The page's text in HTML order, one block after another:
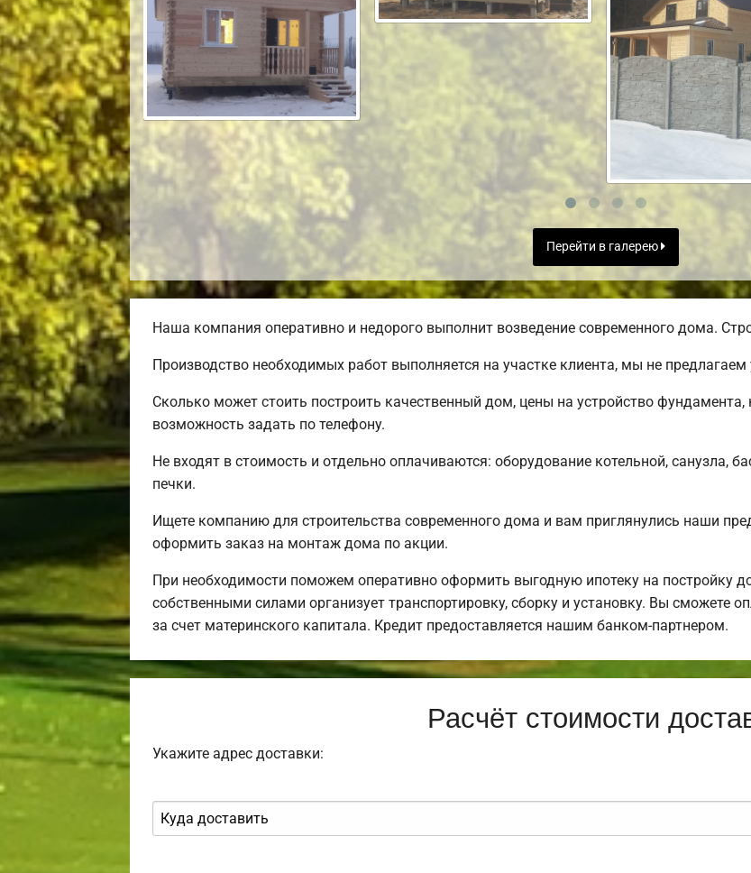
Перейти в галерею
Наша компания оперативно и недорого выполнит возведение современного дома.
Производство необходимых работ выполняется на участке клиента, мы не
Сколько может стоить построить качественный дом, цены на устройство
возможность задать по телефону.
Не входят в стоимость и отдельно оплачиваются: оборудование котельной, санузла,
печки.
Ищете компанию для строительства современного дома и вам приглянулись наши
оформить заказ на монтаж дома по акции.
При необходимости поможем оперативно оформить выгодную ипотеку на постройку
собственными силами организует транспортировку, сборку и установку. Вы сможете
за счет материнского капитала. Кредит предоставляется нашим банком-партнером.
Расчёт стоимости
Укажите адрес доставки: